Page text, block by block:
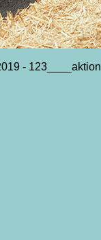
- 123____aktion